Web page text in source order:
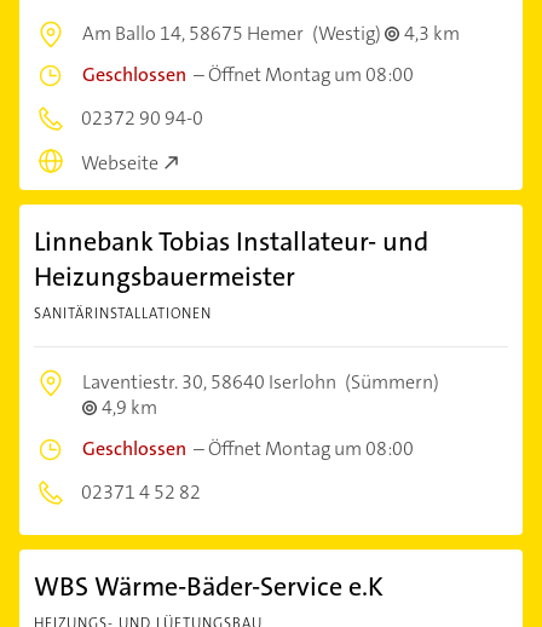
Am Ballo 14,58675 Hemer (Westig)
4,3 km
Geschlossen –Öffnet Montag um 08:00
02372 90 94-0
Webseite
Linnebank Tobias Installateur- und
Heizungsbauermeister
SANITÄRINSTALLATIONEN
Laventiestr. 30,58640 Iserlohn (Sümmern)
4,9 km
Geschlossen –Öffnet Montag um 08:00
02371 4 52 82
WBS Wärme-Bäder-Service e.K